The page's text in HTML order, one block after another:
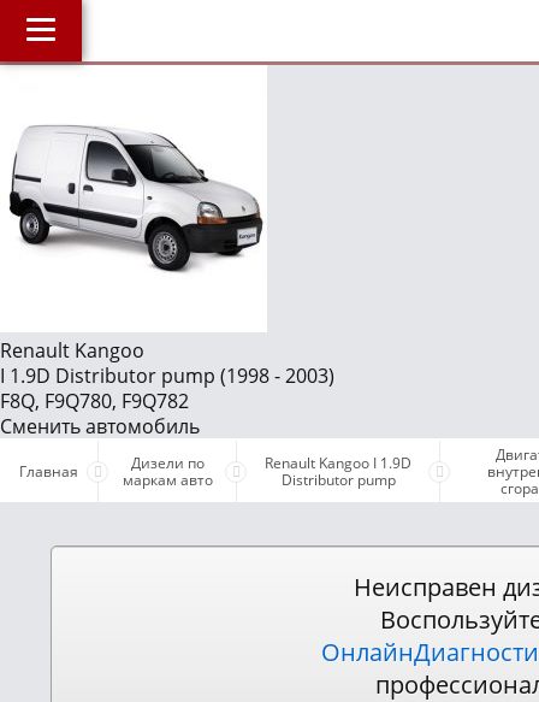
J
О компании
Наши услуги
Магазин
Библиотека
ОнлайнКонсультация по Дизелю
Дизели по маркам авто
Бесплатные объявления
Поддержка проекта и оплата услуг
Renault Kangoo
I 1.9D Distributor pump (1998 - 2003)
F8Q, F9Q780, F9Q782
Сменить автомобиль
Главная
Дизели по
маркам авто
Renault Kangoo I 1.9D
Distributor pump
Неисправен